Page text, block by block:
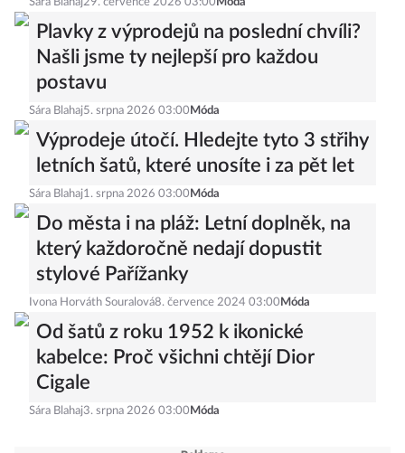
Plavky z výprodejů na poslední chvíli?
Našli jsme ty nejlepší pro každou
postavu
Sára Blahaj5. srpna 2026 03:00 Móda
Výprodeje útočí. Hledejte tyto 3 střihy
letních šatů, které unosíte i za pět let
Sára Blahaj1. srpna 2026 03:00 Móda
Do města i na pláž: Letní doplněk, na
který každoročně nedají dopustit
stylové Pařížanky
Ivona Horváth Souralová8. července 2024 03:00 Móda
Od šatů z roku 1952 k ikonické
kabelce: Proč všichni chtějí Dior
Cigale
Sára Blahaj3. srpna 2026 03:00 Móda